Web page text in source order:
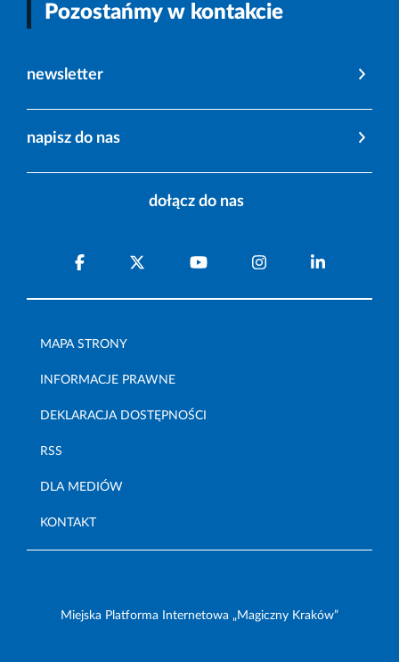
Pozostańmy w kontakcie
newsletter
napisz do nas
dołącz do nas
MAPA STRONY
INFORMACJE PRAWNE
DEKLARACJA DOSTĘPNOŚCI
RSS
DLA MEDIÓW
KONTAKT
Miejska Platforma Internetowa „Magiczny Kraków”